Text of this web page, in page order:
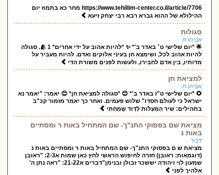
https://www.tehillim-center.co.il/article/7706 מחר כא בתמוז יום
ההילולא של ההוא גברא רבא רבי יצחק זיעא
סגולות
אביהו ח
🌟 *יום שלישי ט׳ באדר ב'* ✨ *להיות אהוב על ידי אחרים* 🫂 1. סגולה
להיות אהוב לכל, ושימצא חן בעיני אלוקים ואדם. להיות מעביר על
מדותיו, בין אדם לחבירו, ולעשות לפנים משורת הדי
למציאת חן
אביהו ח
🌻 *יום שלישי ט"ז באדר ב'* 😊 *סגולה למציאת חן* 😊 יאמר: "יאמר נא
ישראל כי לעולם חסדו" שלוש פעמים. ואחר כך יאמר מזמור קכ"ב
בתהילים: שִׁיר הַמַּעֲלוֹת לְדָוִד שָׂמַחְתִּי
מציאת שם בפסוקי התנ"ך- שם המתחיל באות ר ומסתיים
באות נ
דביר
מציאת ש ם בפסוקי התנ"ך- שם המתחיל באות ר ומסתיים באות נ
(דוגמאות: ראובן) חזרה לחיפוש הראשי לחץ כאן שמות א2-3: "ראובן
שמעון לוי ויהודה יששכר זבולן ובנימן"דברים א21-22: "ראה נתן ה'
אלהיך לפני